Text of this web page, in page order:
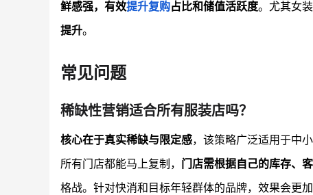
鲜感强，有效提升复购占比和储值活跃度。尤其女
提升。
常见问题
稀缺性营销适合所有服装店吗？
核心在于真实稀缺与限定感，该策略广泛适用于中
所有门店都能马上复制， 门店需根据自己的库存、
格战。针对快消和目标年轻群体的品牌，效果会更加